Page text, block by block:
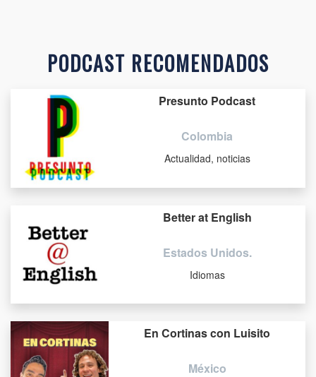
PODCAST RECOMENDADOS
Presunto Podcast
Colombia
Actualidad, noticias
Better at English
Estados Unidos.
Idiomas
En Cortinas con Luisito
México